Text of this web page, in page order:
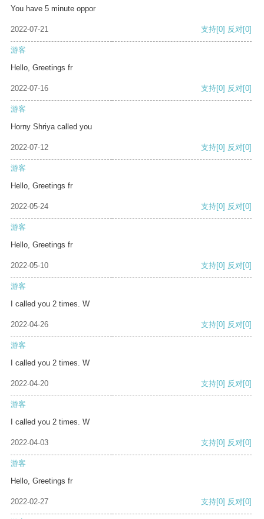
You have 5 minute oppor
2022-07-21 支持[0] 反对[0]
游客
Hello, Greetings fr
2022-07-16 支持[0] 反对[0]
游客
Horny Shriya called you
2022-07-12 支持[0] 反对[0]
游客
Hello, Greetings fr
2022-05-24 支持[0] 反对[0]
游客
Hello, Greetings fr
2022-05-10 支持[0] 反对[0]
游客
I called you 2 times. W
2022-04-26 支持[0] 反对[0]
游客
I called you 2 times. W
2022-04-20 支持[0] 反对[0]
游客
I called you 2 times. W
2022-04-03 支持[0] 反对[0]
游客
Hello, Greetings fr
2022-02-27 支持[0] 反对[0]